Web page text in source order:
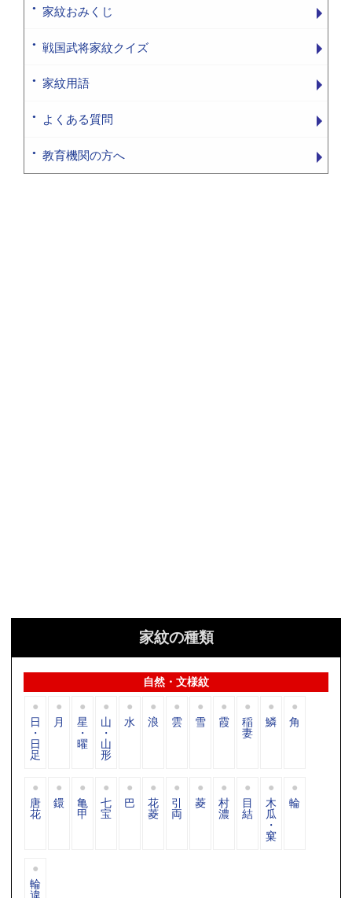
家紋おみくじ
戦国武将家紋クイズ
家紋用語
よくある質問
教育機関の方へ
家紋の種類
自然・文様紋
日
・
日
足
月 星
・
曜
山
・
山
形
水 浪 雲 雪 霞 稲
妻
鱗 角
唐
花
鐶 亀
甲
七
宝
巴 花
菱
引
両
菱 村
濃
目
結
木
瓜
・
窠
輪
輪
違